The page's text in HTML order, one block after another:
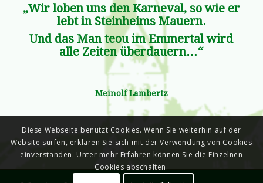
„Wir loben uns den Karneval, so wie er
lebt in Steinheims Mauern.
Und das Man teou im Emmertal wird
alle Zeiten überdauern…“
Meinolf Lambertz
Diese Webseite benutzt Cookies. Wenn Sie weiterhin auf der
Website surfen, erklären Sie sich mit der Verwendung von Cookies
einverstanden. Unter mehr Erfahren können Sie die Einzelnen
Cookies abschalten.